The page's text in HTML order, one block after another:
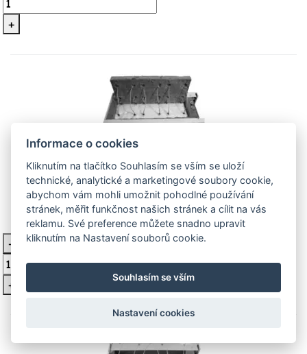
+
Vata Techrock M20, V20
120 Kč
Není skladem
-
+
Informace o cookies
Kliknutím na tlačítko Souhlasím se vším se uloží
technické, analytické a marketingové soubory cookie,
abychom vám mohli umožnit pohodlné používání
stránek, měřit funkčnost našich stránek a cílit na vás
reklamu. Své preference můžete snadno upravit
kliknutím na Nastavení souborů cookie.
Souhlasím se vším
Nastavení cookies